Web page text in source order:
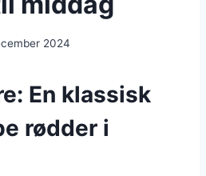
2024
En klassisk
rødder i